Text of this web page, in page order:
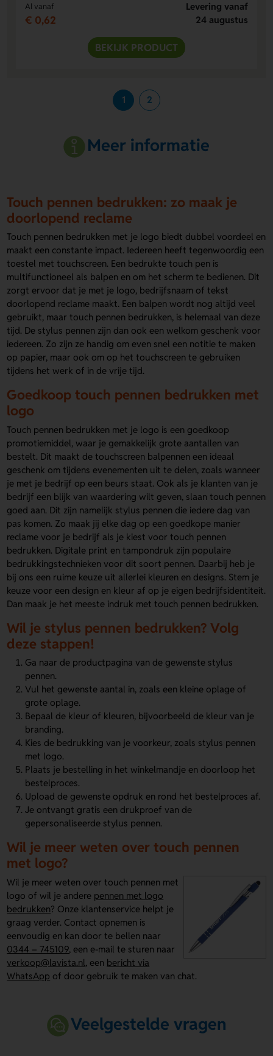
Al vanaf
€ 0,62
Levering vanaf
24 augustus
BEKIJK PRODUCT
1 2
Meer informatie
Touch pennen bedrukken: zo maak je
doorlopend reclame
Touch pennen bedrukken met je logo biedt dubbel voordeel en
maakt een constante impact. Iedereen heeft tegenwoordig een
toestel met touchscreen. Een bedrukte touch pen is
multifunctioneel als balpen en om het scherm te bedienen. Dit
zorgt ervoor dat je met je logo, bedrijfsnaam of tekst
doorlopend reclame maakt. Een balpen wordt nog altijd veel
gebruikt, maar touch pennen bedrukken, is helemaal van deze
tijd. De stylus pennen zijn dan ook een welkom geschenk voor
iedereen. Zo zijn ze handig om even snel een notitie te maken
op papier, maar ook om op het touchscreen te gebruiken
tijdens het werk of in de vrije tijd.
Goedkoop touch pennen bedrukken met
logo
Touch pennen bedrukken met je logo is een goedkoop
promotiemiddel, waar je gemakkelijk grote aantallen van
bestelt. Dit maakt de touchscreen balpennen een ideaal
geschenk om tijdens evenementen uit te delen, zoals wanneer
je met je bedrijf op een beurs staat. Ook als je klanten van je
bedrijf een blijk van waardering wilt geven, slaan touch pennen
goed aan. Dit zijn namelijk stylus pennen die iedere dag van
pas komen. Zo maak jij elke dag op een goedkope manier
reclame voor je bedrijf als je kiest voor touch pennen
bedrukken. Digitale print en tampondruk zijn populaire
bedrukkingstechnieken voor dit soort pennen. Daarbij heb je
bij ons een ruime keuze uit allerlei kleuren en designs. Stem je
keuze voor een design en kleur af op je eigen bedrijfsidentiteit.
Dan maak je het meeste indruk met touch pennen bedrukken.
Wil je stylus pennen bedrukken? Volg
deze stappen!
Ga naar de productpagina van de gewenste stylus
pennen.
Vul het gewenste aantal in, zoals een kleine oplage of
grote oplage.
Bepaal de kleur of kleuren, bijvoorbeeld de kleur van je
branding.
Kies de bedrukking van je voorkeur, zoals stylus pennen
met logo.
Plaats je bestelling in het winkelmandje en doorloop het
bestelproces.
Upload de gewenste opdruk en rond het bestelproces af.
Je ontvangt gratis een drukproef van de
gepersonaliseerde stylus pennen.
Wil je meer weten over touch pennen
met logo?
Wil je meer weten over touch pennen met
logo of wil je andere pennen met logo
bedrukken? Onze klantenservice helpt je
graag verder. Contact opnemen is
eenvoudig en kan door te bellen naar
0344 – 745109, een e-mail te sturen naar
verkoop@lavista.nl, een bericht via
WhatsApp of door gebruik te maken van chat.
Veelgestelde vragen